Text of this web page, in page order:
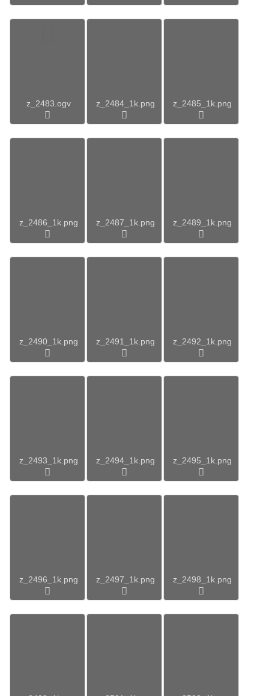
z_2483.ogv z_2484_1k.png z_2485_1k.png
z_2486_1k.png z_2487_1k.png z_2489_1k.png
z_2490_1k.png z_2491_1k.png z_2492_1k.png
z_2493_1k.png z_2494_1k.png z_2495_1k.png
z_2496_1k.png z_2497_1k.png z_2498_1k.png